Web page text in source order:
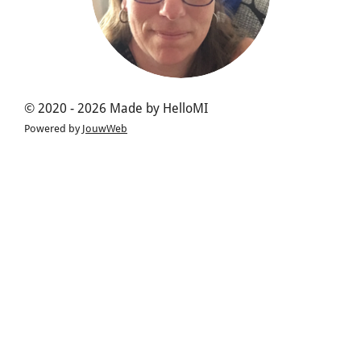
© 2020 - 2026 Made by HelloMI
Powered by JouwWeb